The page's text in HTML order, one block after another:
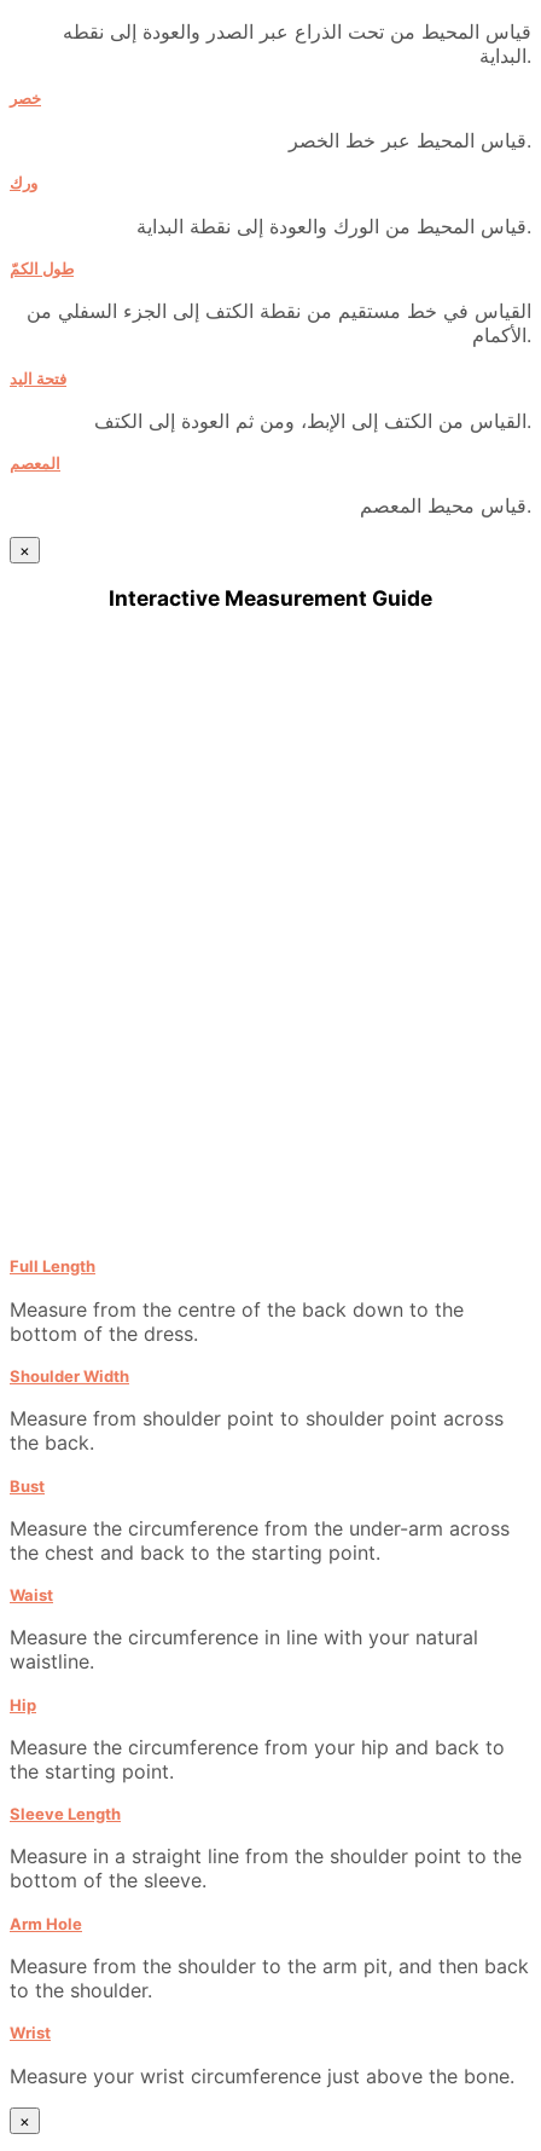
قياس المحيط من تحت الذراع عبر الصدر والعودة إلى نقطه
البداية.
خصر
قياس المحيط عبر خط الخصر.
ورك
قياس المحيط من الورك والعودة إلى نقطة البداية.
طول الكمّ
القياس في خط مستقيم من نقطة الكتف إلى الجزء السفلي من
الأكمام.
فتحة اليد
القياس من الكتف إلى الإبط، ومن ثم العودة إلى الكتف.
المعصم
قياس محيط المعصم.
×
Interactive Measurement Guide
Full Length
Measure from the centre of the back down to the
bottom of the dress.
Shoulder Width
Measure from shoulder point to shoulder point across
the back.
Bust
Measure the circumference from the under-arm across
the chest and back to the starting point.
Waist
Measure the circumference in line with your natural
waistline.
Hip
Measure the circumference from your hip and back to
the starting point.
Sleeve Length
Measure in a straight line from the shoulder point to the
bottom of the sleeve.
Arm Hole
Measure from the shoulder to the arm pit, and then back
to the shoulder.
Wrist
Measure your wrist circumference just above the bone.
×